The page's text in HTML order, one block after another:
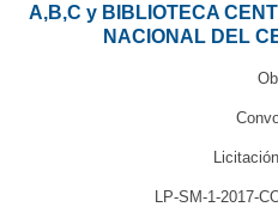
A,B,C y BIBLIOTECA
NACIONAL DEL
LP-SM-1-2017-